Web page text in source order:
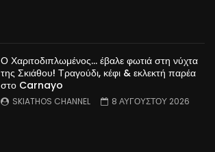
Ο Χαριτοδιπλωμένος… έβαλε φωτιά στη νύχτα
της Σκιάθου! Τραγούδι, κέφι & εκλεκτή παρέα
στο Carnayo
SKIATHOS CHANNEL 8 ΑΥΓΟΥΣΤΟΥ 2026